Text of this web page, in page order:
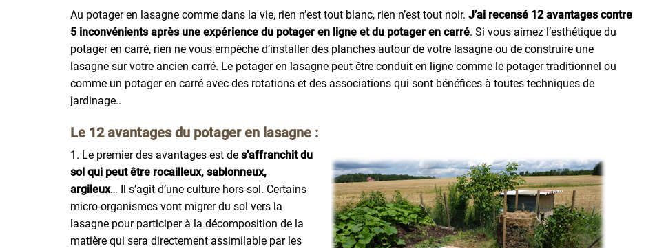
Au potager en lasagne comme dans la vie, rien n’est tout blanc, rien n’est tout noir. J’ai recensé 12 avantages contre
5 inconvénients après une expérience du potager en ligne et du potager en carré. Si vous aimez l’esthétique du
potager en carré, rien ne vous empêche d’installer des planches autour de votre lasagne ou de construire une
lasagne sur votre ancien carré. Le potager en lasagne peut être conduit en ligne comme le potager traditionnel ou
comme un potager en carré avec des rotations et des associations qui sont bénéfices à toutes techniques de
jardinage..
Le 12 avantages du potager en lasagne :
1. Le premier des avantages est de s’affranchit du
sol qui peut être rocailleux, sablonneux,
argileux… Il s’agit d’une culture hors-sol. Certains
micro-organismes vont migrer du sol vers la
lasagne pour participer à la décomposition de la
matière qui sera directement assimilable par les